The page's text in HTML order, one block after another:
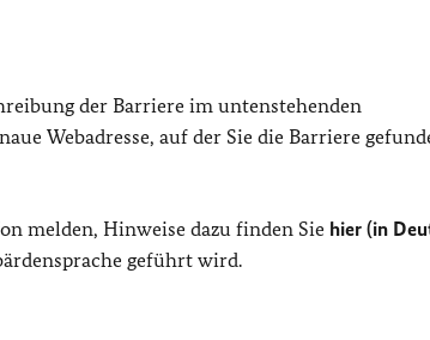
der Barriere im untenstehenden
Webadresse, auf der Sie die Barriere
melden, Hinweise dazu finden Sie hier (in
geführt wird.